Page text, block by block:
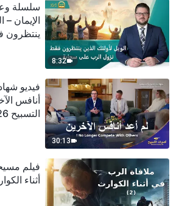
8:32
سلسلة
الإيمان –
ينتظرون
30:13
فيديو
أنافس
التسبيح 2026
فيلم
أثناء